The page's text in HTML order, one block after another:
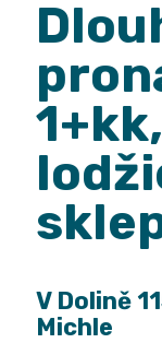
V Dolině
Michle